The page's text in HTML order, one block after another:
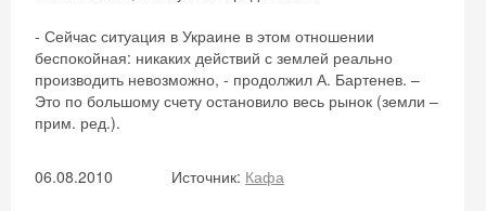
- Сейчас ситуация в Украине в этом отношении
беспокойная: никаких действий с землей реально
производить невозможно, - продолжил А. Бартенев. –
Это по большому счету остановило весь рынок (земли –
прим. ред.).
06.08.2010 Источник: Кафа